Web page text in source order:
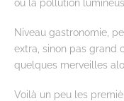
où la pollution
Niveau gastronomie,
extra, sinon pas grand
quelques merveilles
Voilà un peu les